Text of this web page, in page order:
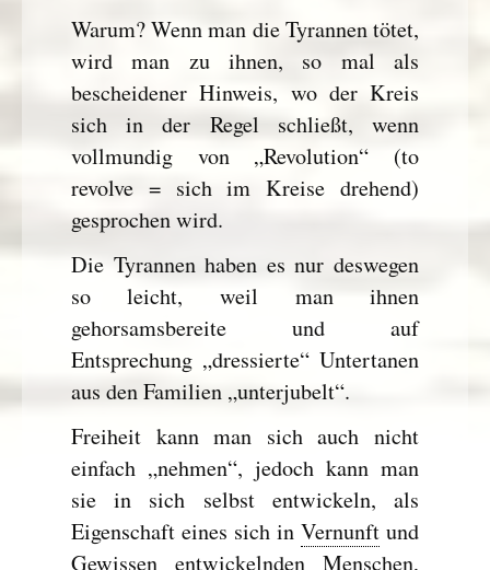
Warum? Wenn man die Tyrannen tötet,
wird man zu ihnen, so mal als
bescheidener Hinweis, wo der Kreis
sich in der Regel schließt, wenn
vollmundig von „Revolution“ (to
revolve = sich im Kreise drehend)
gesprochen wird.
Die Tyrannen haben es nur deswegen
so leicht, weil man ihnen
gehorsamsbereite und auf
Entsprechung „dressierte“ Untertanen
aus den Familien „unterjubelt“.
Freiheit kann man sich auch nicht
einfach „nehmen“, jedoch kann man
sie in sich selbst entwickeln, als
Eigenschaft eines sich inVernunft und
Gewissen entwickelnden Menschen,